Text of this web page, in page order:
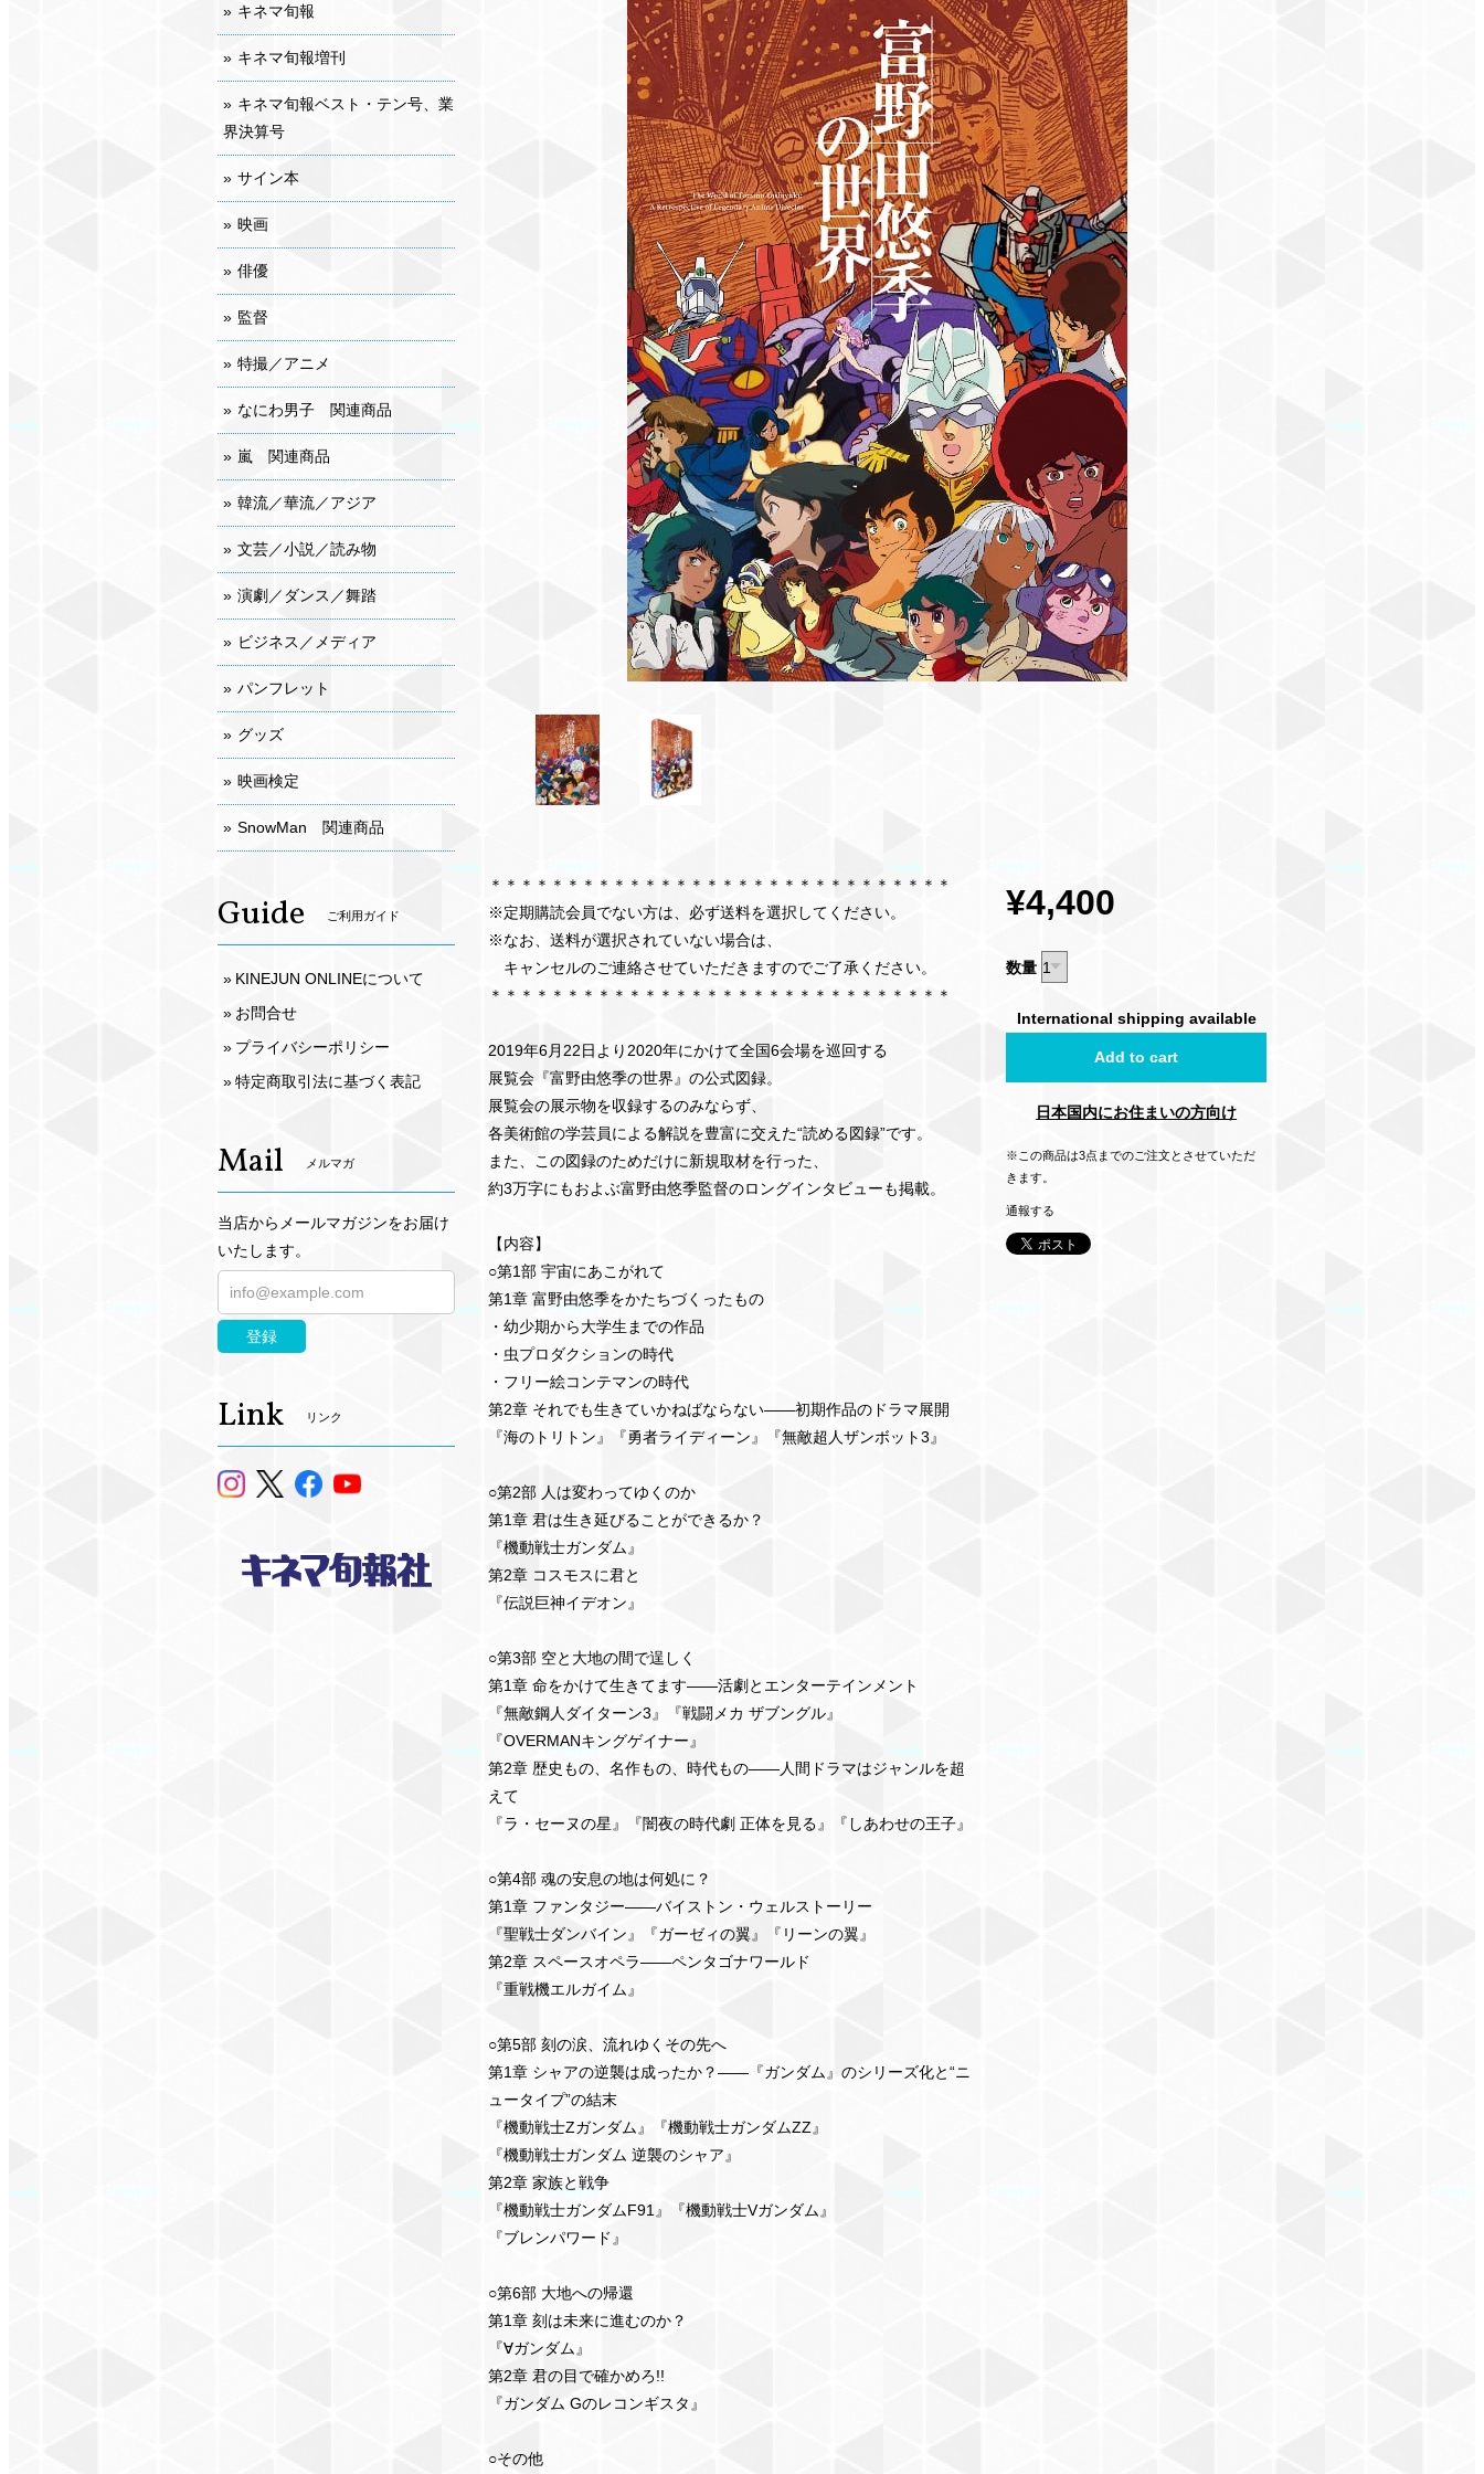
＊＊＊＊＊＊＊＊＊＊＊＊＊＊＊＊＊＊＊＊＊＊＊＊＊＊＊＊＊＊
※定期購読会員でない方は、必ず送料を選択してください。
※なお、送料が選択されていない場合は、
キャンセルのご連絡させていただきますのでご了承ください。
＊＊＊＊＊＊＊＊＊＊＊＊＊＊＊＊＊＊＊＊＊＊＊＊＊＊＊＊＊＊
2019年6月22日より2020年にかけて全国6会場を巡回する
展覧会『富野由悠季の世界』の公式図録。
展覧会の展示物を収録するのみならず、
各美術館の学芸員による解説を豊富に交えた“読める図録”です。
また、この図録のためだけに新規取材を行った、
約3万字にもおよぶ富野由悠季監督のロングインタビューも掲載。
【内容】
○第1部 宇宙にあこがれて
第1章 富野由悠季をかたちづくったもの
・幼少期から大学生までの作品
・虫プロダクションの時代
・フリー絵コンテマンの時代
第2章 それでも生きていかねばならない――初期作品のドラマ展開
『海のトリトン』『勇者ライディーン』『無敵超人ザンボット3』
○第2部 人は変わってゆくのか
第1章 君は生き延びることができるか？
『機動戦士ガンダム』
第2章 コスモスに君と
『伝説巨神イデオン』
○第3部 空と大地の間で逞しく
第1章 命をかけて生きてます――活劇とエンターテインメント
『無敵鋼人ダイターン3』『戦闘メカ ザブングル』
『OVERMANキングゲイナー』
第2章 歴史もの、名作もの、時代もの――人間ドラマはジャンルを超
えて
『ラ・セーヌの星』『闇夜の時代劇 正体を見る』『しあわせの王子』
○第4部 魂の安息の地は何処に？
第1章 ファンタジー――バイストン・ウェルストーリー
『聖戦士ダンバイン』『ガーゼィの翼』『リーンの翼』
第2章 スペースオペラ――ペンタゴナワールド
『重戦機エルガイム』
○第5部 刻の涙、流れゆくその先へ
第1章 シャアの逆襲は成ったか？――『ガンダム』のシリーズ化と“ニ
ュータイプ”の結末
『機動戦士Ζガンダム』『機動戦士ガンダムΖΖ』
『機動戦士ガンダム 逆襲のシャア』
第2章 家族と戦争
『機動戦士ガンダムF91』『機動戦士Vガンダム』
『ブレンパワード』
○第6部 大地への帰還
第1章 刻は未来に進むのか？
『∀ガンダム』
第2章 君の目で確かめろ!!
『ガンダム Gのレコンギスタ』
○その他
¥4,400
数量
International shipping available
Add to cart
日本国内にお住まいの方向け
※この商品は3点までのご注文とさせていただ
きます。
通報する
キネマ旬報
キネマ旬報増刊
キネマ旬報ベスト・テン号、業
界決算号
サイン本
映画
俳優
監督
特撮／アニメ
なにわ男子 関連商品
嵐 関連商品
韓流／華流／アジア
文芸／小説／読み物
演劇／ダンス／舞踏
ビジネス／メディア
パンフレット
グッズ
映画検定
SnowMan 関連商品
Guide ご利用ガイド
KINEJUN ONLINEについて
お問合せ
プライバシーポリシー
特定商取引法に基づく表記
Mail メルマガ
当店からメールマガジンをお届け
いたします。
登録
Link リンク